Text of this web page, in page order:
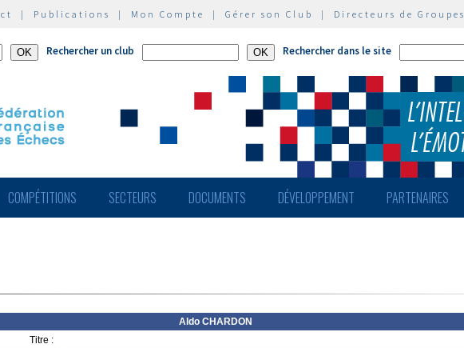
| Publications | Mon Compte | Gérer son Club | Directeurs de Groupes
Rechercher un club Rechercher dans le site
COMPÉTITIONS SECTEURS DOCUMENTS DÉVELOPPEMENT PARTENAIRES
Aldo CHARDON
Titre :